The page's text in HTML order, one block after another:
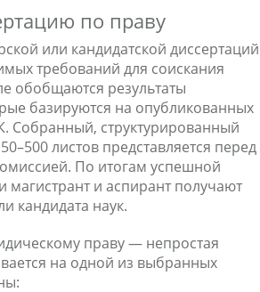
по праву
или кандидатской диссертаций
требований для соискания
обобщаются результаты
базируются на опубликованных
Собранный, структурированный
листов представляется перед
По итогам успешной
магистрант и аспирант получают
кандидата наук.
праву — непростая
на одной из выбранных